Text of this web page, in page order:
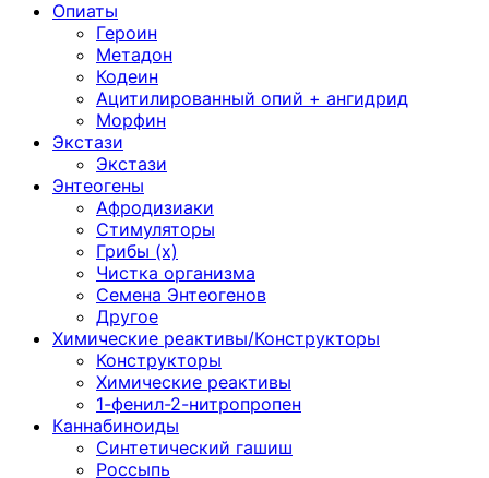
Опиаты
Героин
Метадон
Кодеин
Ацитилированный опий + ангидрид
Морфин
Экстази
Экстази
Энтеогены
Афродизиаки
Стимуляторы
Грибы (х)
Чистка организма
Семена Энтеогенов
Другое
Химические реактивы/Конструкторы
Конструкторы
Химические реактивы
1-фенил-2-нитропропен
Каннабиноиды
Синтетический гашиш
Россыпь